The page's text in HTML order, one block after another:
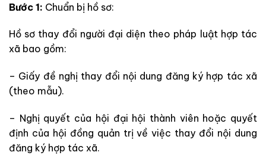
Bước 1: Chuẩn bị hồ sơ:
Hồ sơ thay đổi người đại diện theo pháp luật hợp tác
xã bao gồm:
– Giấy đề nghị thay đổi nội dung đăng ký hợp tác xã
(theo mẫu).
– Nghị quyết của hội đại hội thành viên hoặc quyết
định của hội đồng quản trị về việc thay đổi nội dung
đăng ký hợp tác xã.